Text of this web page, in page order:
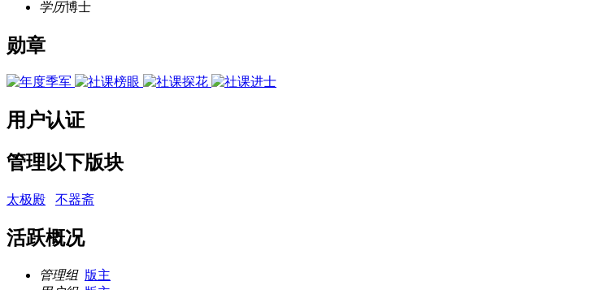
学历博士
勋章
用户认证
管理以下版块
太极殿 不器斋
活跃概况
管理组 版主